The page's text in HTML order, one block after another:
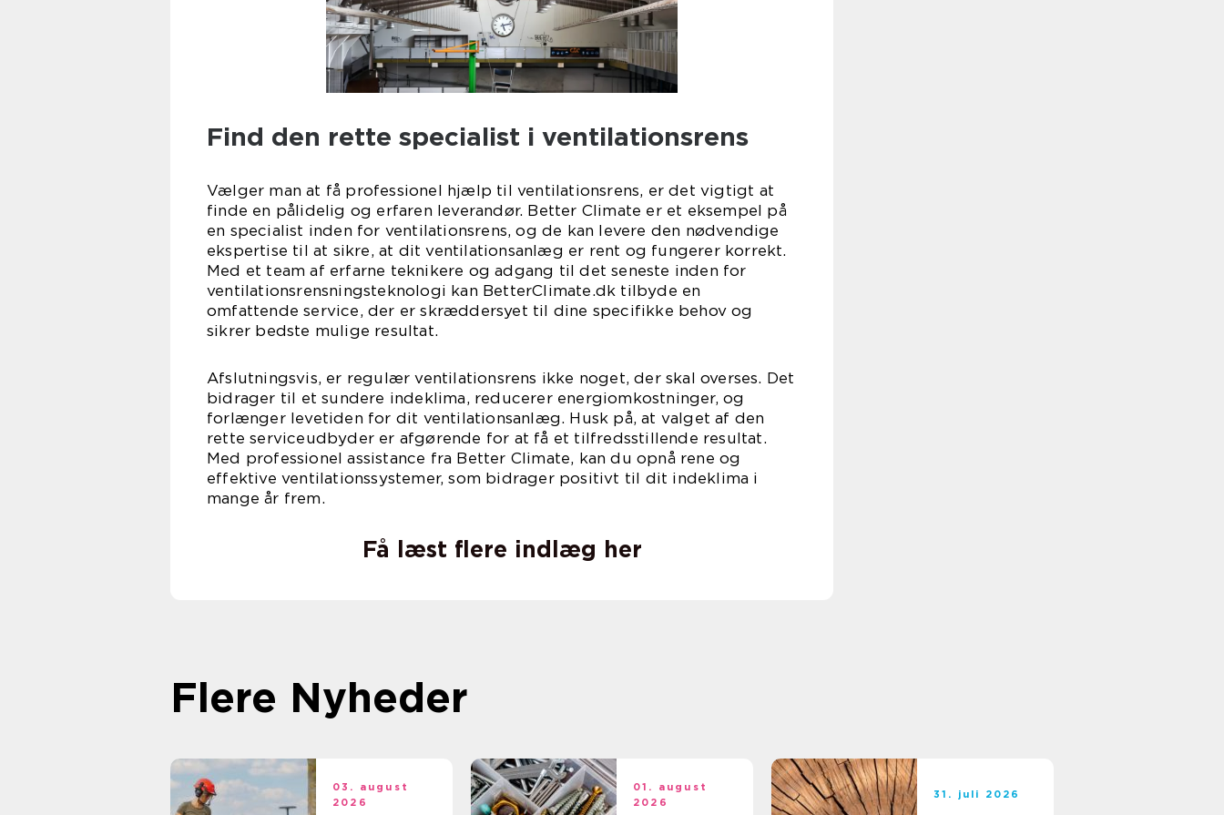
Find den rette specialist i ventilationsrens
Vælger man at få professionel hjælp til ventilationsrens, er det vigtigt at
finde en pålidelig og erfaren leverandør. Better Climate er et eksempel på
en specialist inden for ventilationsrens, og de kan levere den nødvendige
ekspertise til at sikre, at dit ventilationsanlæg er rent og fungerer korrekt.
Med et team af erfarne teknikere og adgang til det seneste inden for
ventilationsrensningsteknologi kan BetterClimate.dk tilbyde en
omfattende service, der er skræddersyet til dine specifikke behov og
sikrer bedste mulige resultat.
Afslutningsvis, er regulær ventilationsrens ikke noget, der skal overses. Det
bidrager til et sundere indeklima, reducerer energiomkostninger, og
forlænger levetiden for dit ventilationsanlæg. Husk på, at valget af den
rette serviceudbyder er afgørende for at få et tilfredsstillende resultat.
Med professionel assistance fra Better Climate, kan du opnå rene og
effektive ventilationssystemer, som bidrager positivt til dit indeklima i
mange år frem.
Få læst flere indlæg her
Flere Nyheder
03. august
2026
01. august
2026
31. juli 2026